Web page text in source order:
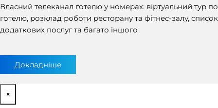
Власний телеканал готелю у номерах: віртуальний тур по
готелю, розклад роботи ресторану та фітнес-залу, список
додаткових послуг та багато іншого
Докладніше
×